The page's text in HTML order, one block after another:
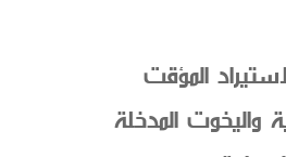
المؤقت
واليخوت المدخلة